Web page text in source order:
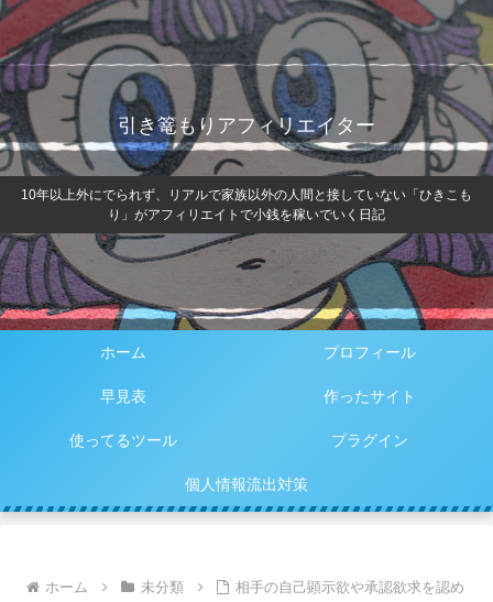
引き篭もりアフィリエイター
10年以上外にでられず、リアルで家族以外の人間と接していない「ひきこも
り」がアフィリエイトで小銭を稼いでいく日記
ホーム プロフィール
早見表 作ったサイト
使ってるツール プラグイン
個人情報流出対策
ホーム 未分類
相手の自己顕示欲や承認欲求を認め